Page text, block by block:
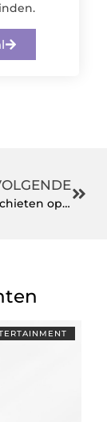
Kleiduiven schieten op locatie